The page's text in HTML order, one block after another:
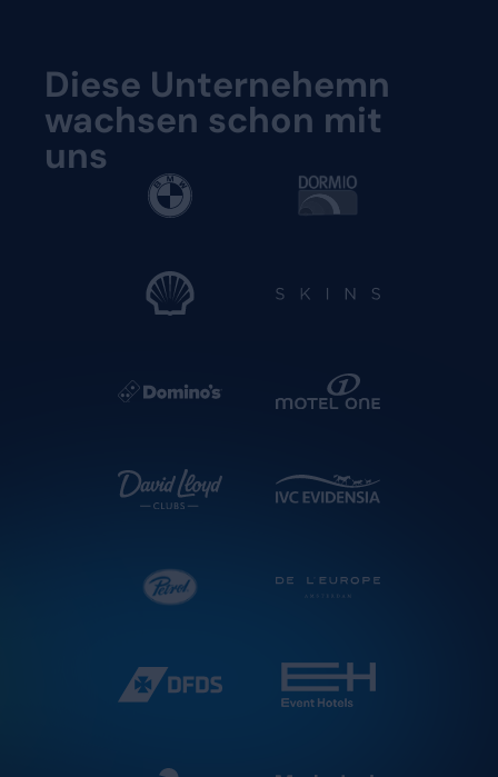
Diese Unternehemn
wachsen schon mit
uns